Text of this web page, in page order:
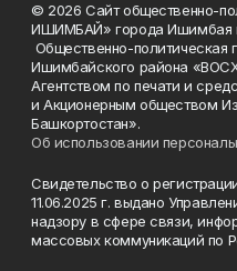
© 2026 Сайт общественно-
ИШИМБАЙ» города Ишимбая
Общественно-политическая
Ишимбайского района
Агентством по печати и
и Акционерным обществом
Башкортостан».
Об использовании
Свидетельство о
11.06.2025 г. выдано
надзору в сфере связи,
массовых коммуникаций по